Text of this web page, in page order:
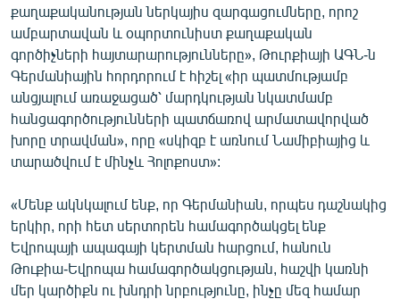
քաղաքականության ներկայիս զարգացումները, որոշ
ամբարտավան և օպորտունիստ քաղաքական
գործիչների հայտարարությունները», Թուրքիայի ԱԳՆ-ն
Գերմանիային հորդորում է հիշել «իր պատմությամբ
անցյալում առաջացած՝ մարդկության նկատմամբ
հանցագործությունների պատճառով արմատավորված
խորը տրավման», որը «սկիզբ է առնում Նամիբիայից և
տարածվում է մինչև Հոլոքոստ»:
«Մենք ակնկալում ենք, որ Գերմանիան, որպես դաշնակից
երկիր, որի հետ սերտորեն համագործակցել ենք
Եվրոպայի ապագայի կերտման հարցում, հանուն
Թուքիա-Եվրոպա համագործակցության, հաշվի կառնի
մեր կարծիքն ու խնդրի նրբությունը, ինչը մեզ համար